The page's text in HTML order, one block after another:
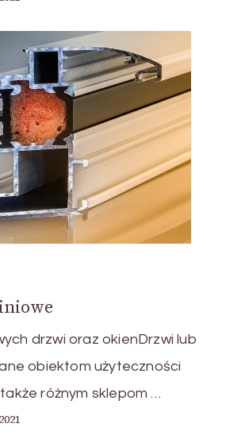
drzwi oraz okienDrzwi lub
obiektom użyteczności
różnym sklepom …